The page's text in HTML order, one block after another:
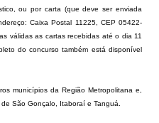
ou por carta (que deve ser enviada
Caixa Postal 11225, CEP 05422-
válidas as cartas recebidas até o dia 11
do concurso também está disponível
municípios da Região Metropolitana e,
São Gonçalo, Itaboraí e Tanguá.